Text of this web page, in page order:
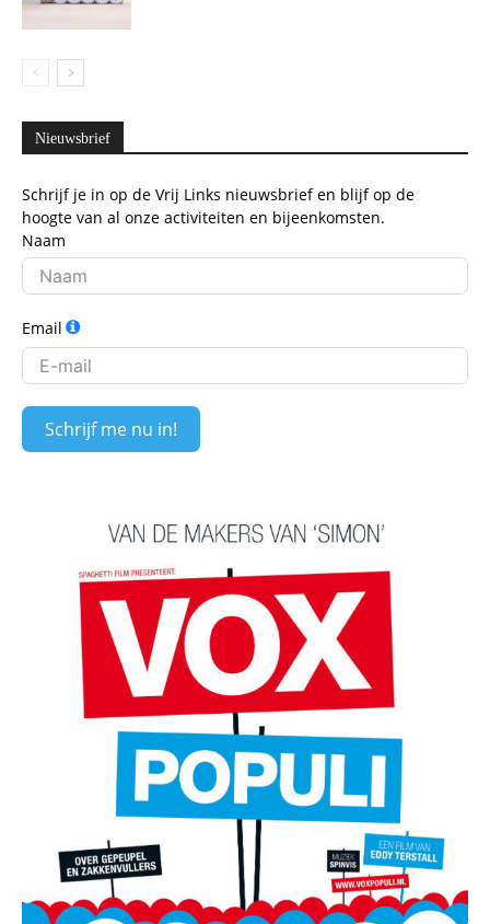
Nieuwsbrief
Schrijf je in op de Vrij Links nieuwsbrief en blijf op de
hoogte van al onze activiteiten en bijeenkomsten.
Naam
Email
Schrijf me nu in!